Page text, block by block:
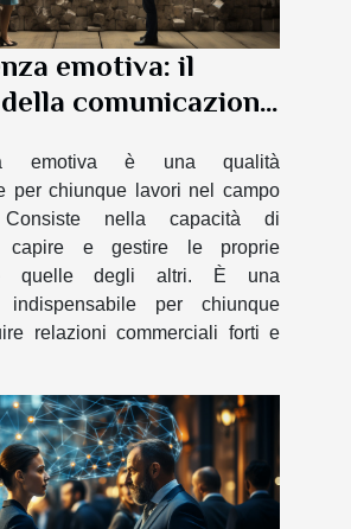
emotiva: il
comunicazione
emotiva è una qualità
per chiunque lavori nel campo
nella capacità di
capire e gestire le proprie
quelle degli altri. È una
indispensabile per chiunque
relazioni commerciali forti e